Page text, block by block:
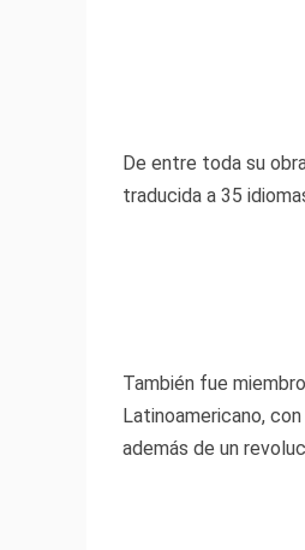
De entre toda su
traducida a 35
También fue
Latinoamericano,
además de un